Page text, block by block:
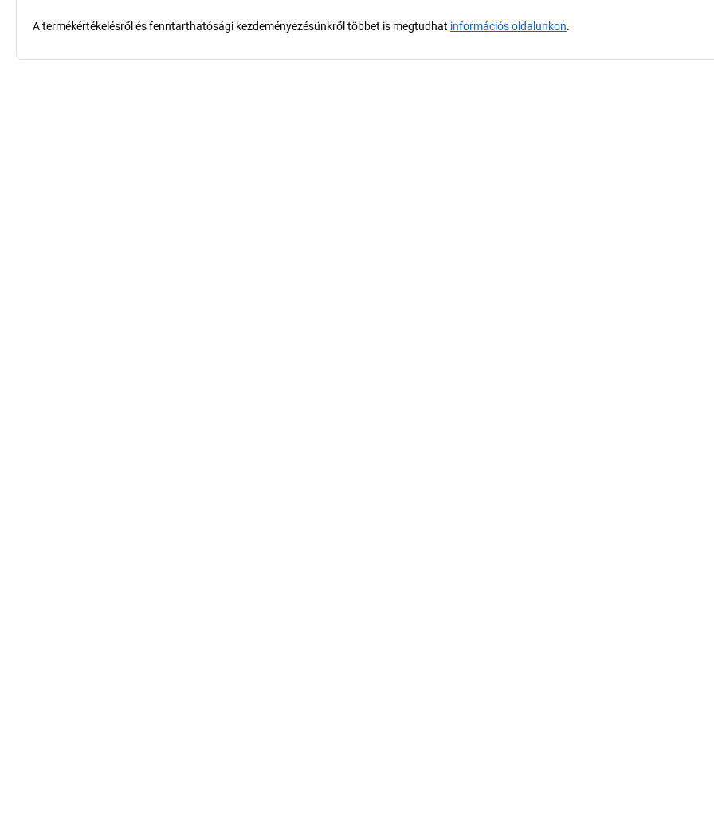
A termékértékelésről és fenntarthatósági kezdeményezésünkről többet is megtudhat információs oldalunkon.